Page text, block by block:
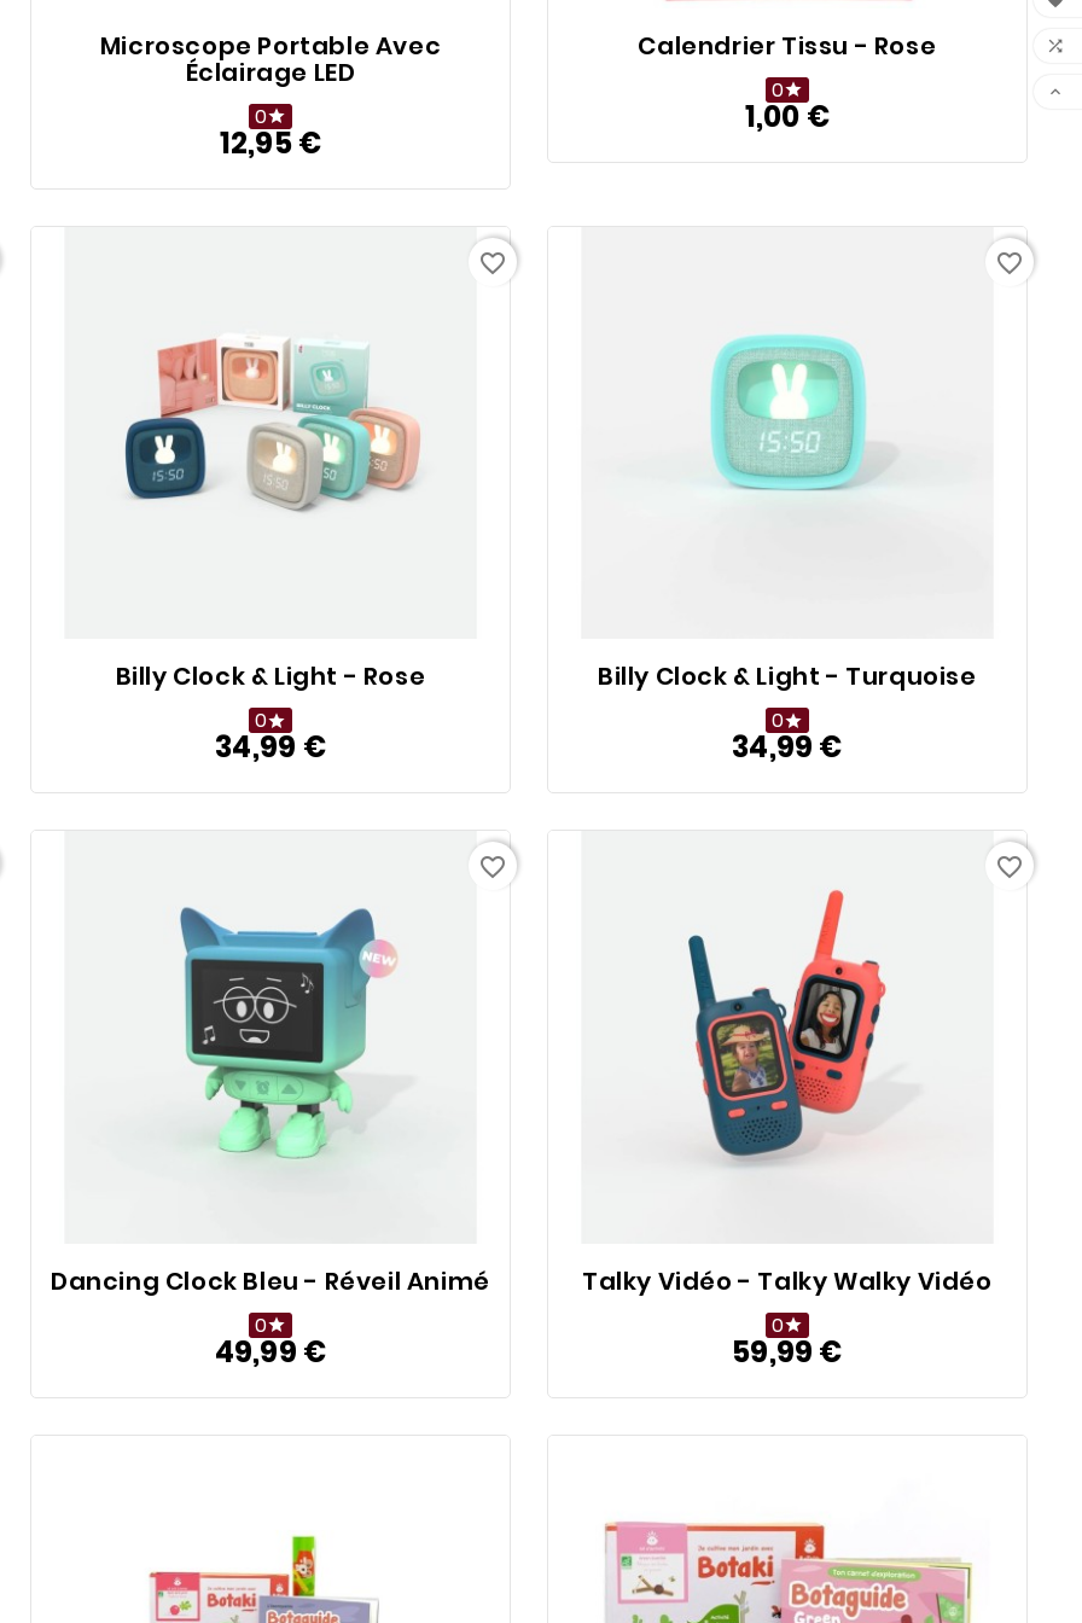
Microscope Portable Avec
Éclairage LED
0
12,95 €Prix
Calendrier Tissu - Rose
0
1,00 €Prix
Billy Clock & Light - Rose
0
34,99 €Prix
favorite_border
Billy Clock & Light - Turquoise
0
34,99 €Prix
favorite_border
Dancing Clock Bleu - Réveil Animé
0
49,99 €Prix
favorite_border
Talky Vidéo - Talky Walky Vidéo
0
59,99 €Prix
favorite_border

